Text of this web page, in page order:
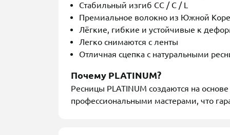
Стабильный изгиб CC / C / L
Премиальное волокно из Южной
Лёгкие, гибкие и устойчивые к
Легко снимаются с ленты
Отличная сцепка с натуральными
Почему PLATINUM?
Ресницы PLATINUM создаются на
профессиональными мастерами, что